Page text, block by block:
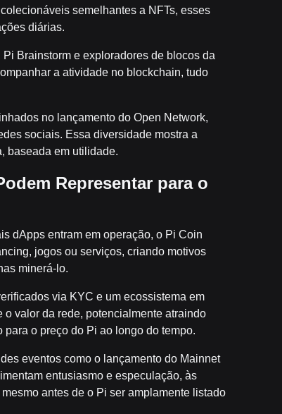
semelhantes a NFTs, esses
diárias.
Brainstorm e exploradores de blocos da
a atividade no blockchain, tudo
no lançamento do Open Network,
sociais. Essa diversidade mostra a
baseada em utilidade.
Representar para o
dApps entram em operação, o Pi Coin
jogos ou serviços, criando motivos
minerá-lo.
via KYC e um ecossistema em
valor da rede, potencialmente atraindo
o preço do Pi ao longo do tempo.
eventos como o lançamento do Mainnet
entusiasmo e especulação, às
antes de o Pi ser amplamente listado